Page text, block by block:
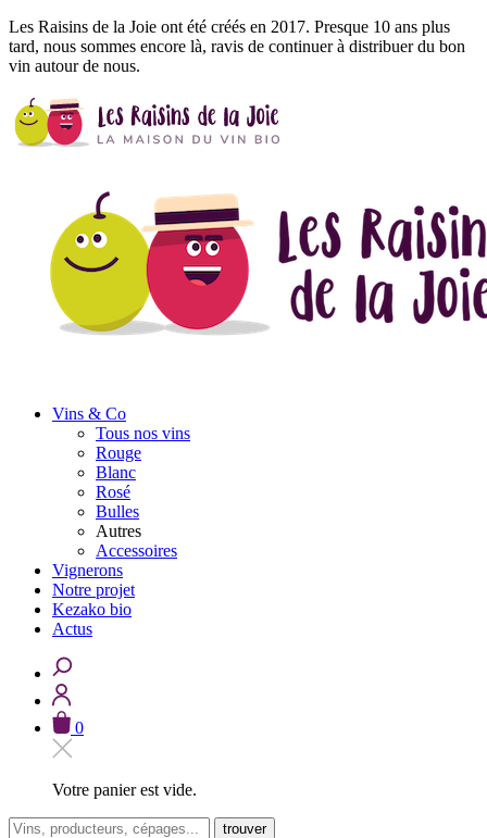
Les Raisins de la Joie ont été créés en 2017. Presque 10 ans plus
tard, nous sommes encore là, ravis de continuer à distribuer du bon
vin autour de nous.
Vins & Co
Tous nos vins
Rouge
Blanc
Rosé
Bulles
Autres
Accessoires
Vignerons
Notre projet
Kezako bio
Actus
0
Votre panier est vide.
trouver